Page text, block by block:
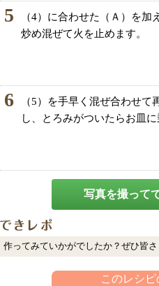
5
（4）に合わせた（Ａ）を加
炒め混ぜて火を止めます。
6
（5）を手早く混ぜ合わせて
し、とろみがついたらお皿に
写真を撮って
作ってみていかがでしたか？ぜひ皆
このレシピ